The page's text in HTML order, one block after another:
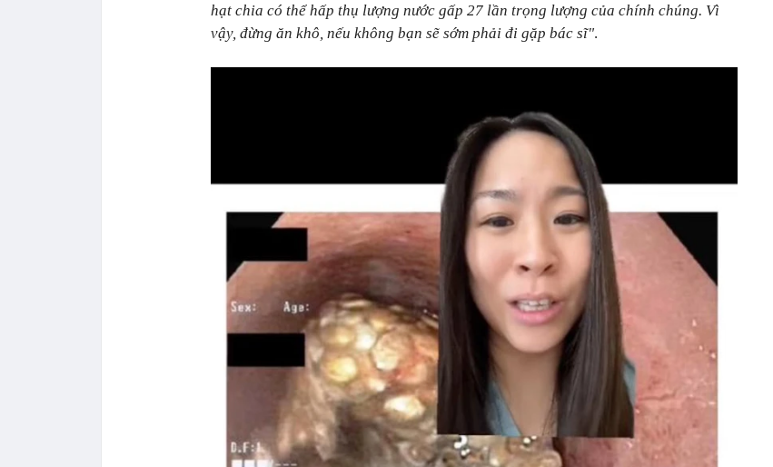
hạt chia có thể hấp thụ lượng nước gấp 27 lần trọng lượng của chính chúng. Vì
vậy, đừng ăn khô, nếu không bạn sẽ sớm phải đi gặp bác sĩ".